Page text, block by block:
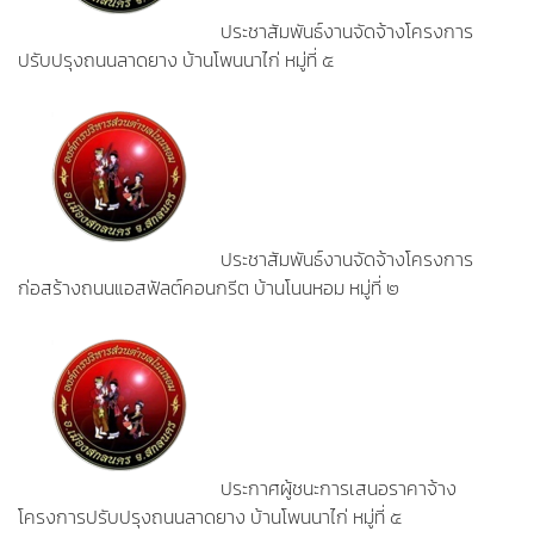
ประชาสัมพันธ์งานจัดจ้างโครงการ
ปรับปรุงถนนลาดยาง บ้านโพนนาไก่ หมู่ที่ ๕
ประชาสัมพันธ์งานจัดจ้างโครงการ
ก่อสร้างถนนแอสฟัลต์คอนกรีต บ้านโนนหอม หมู่ที่ ๒
ประกาศผู้ชนะการเสนอราคาจ้าง
โครงการปรับปรุงถนนลาดยาง บ้านโพนนาไก่ หมู่ที่ ๕